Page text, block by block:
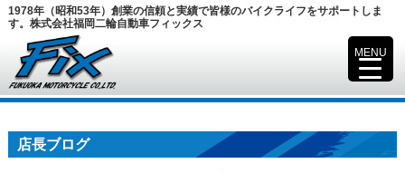
1978年（昭和53年）創業の信頼と実績で皆様のバイクライフをサポートしま
す。株式会社福岡二輪自動車フィックス
店長ブログ
MENU
▼